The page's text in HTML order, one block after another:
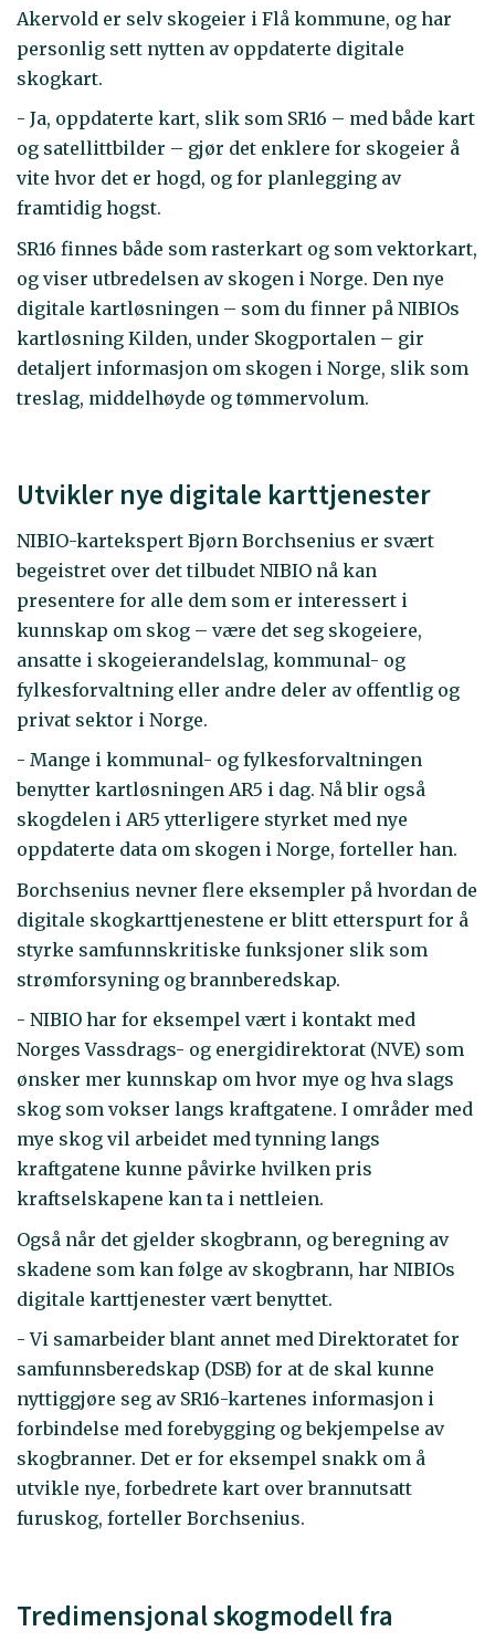
Akervold er selv skogeier i Flå kommune, og har
personlig sett nytten av oppdaterte digitale
skogkart.
- Ja, oppdaterte kart, slik som SR16 – med både kart
og satellittbilder – gjør det enklere for skogeier å
vite hvor det er hogd, og for planlegging av
framtidig hogst.
SR16 finnes både som rasterkart og som vektorkart,
og viser utbredelsen av skogen i Norge. Den nye
digitale kartløsningen – som du finner på NIBIOs
kartløsning Kilden, under Skogportalen – gir
detaljert informasjon om skogen i Norge, slik som
treslag, middelhøyde og tømmervolum.
Utvikler nye digitale karttjenester
NIBIO-kartekspert Bjørn Borchsenius er svært
begeistret over det tilbudet NIBIO nå kan
presentere for alle dem som er interessert i
kunnskap om skog – være det seg skogeiere,
ansatte i skogeierandelslag, kommunal- og
fylkesforvaltning eller andre deler av offentlig og
privat sektor i Norge.
- Mange i kommunal- og fylkesforvaltningen
benytter kartløsningen AR5 i dag. Nå blir også
skogdelen i AR5 ytterligere styrket med nye
oppdaterte data om skogen i Norge, forteller han.
Borchsenius nevner flere eksempler på hvordan de
digitale skogkarttjenestene er blitt etterspurt for å
styrke samfunnskritiske funksjoner slik som
strømforsyning og brannberedskap.
- NIBIO har for eksempel vært i kontakt med
Norges Vassdrags- og energidirektorat (NVE) som
ønsker mer kunnskap om hvor mye og hva slags
skog som vokser langs kraftgatene. I områder med
mye skog vil arbeidet med tynning langs
kraftgatene kunne påvirke hvilken pris
kraftselskapene kan ta i nettleien.
Også når det gjelder skogbrann, og beregning av
skadene som kan følge av skogbrann, har NIBIOs
digitale karttjenester vært benyttet.
- Vi samarbeider blant annet med Direktoratet for
samfunnsberedskap (DSB) for at de skal kunne
nyttiggjøre seg av SR16-kartenes informasjon i
forbindelse med forebygging og bekjempelse av
skogbranner. Det er for eksempel snakk om å
utvikle nye, forbedrete kart over brannutsatt
furuskog, forteller Borchsenius.
Tredimensjonal skogmodell fra